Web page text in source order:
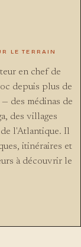
LE TERRAIN
en chef de
depuis plus de
des médinas de
des villages
de l'Atlantique. Il
itinéraires et
à découvrir le